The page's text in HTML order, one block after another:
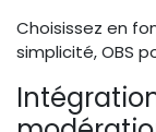
Choisissez en
simplicité, OBS